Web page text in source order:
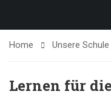
Home Unsere Schule
Lernen für